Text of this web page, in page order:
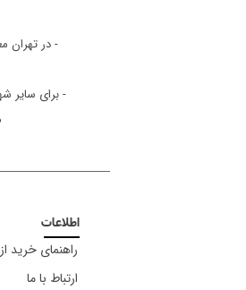
اطلاعات
راهنمای خرید
ارتباط با ما